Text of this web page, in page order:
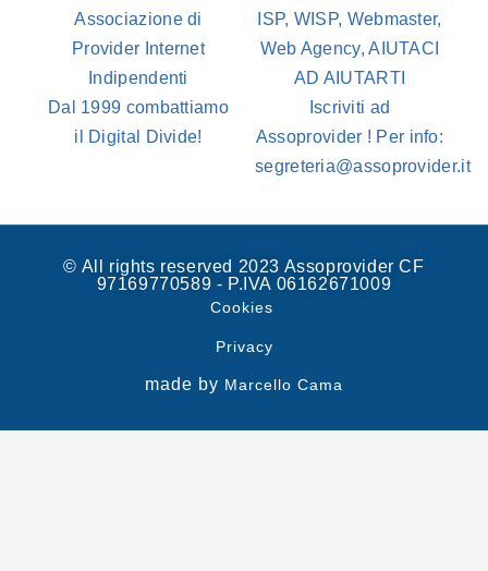
Associazione di
Provider Internet
Indipendenti
Dal 1999 combattiamo
il Digital Divide!
ISP, WISP, Webmaster,
Web Agency, AIUTACI
AD AIUTARTI
Iscriviti ad
Assoprovider ! Per info:
segreteria@assoprovider.it
© All rights reserved 2023 Assoprovider CF
97169770589 - P.IVA 06162671009
Cookies
Privacy
made by Marcello Cama